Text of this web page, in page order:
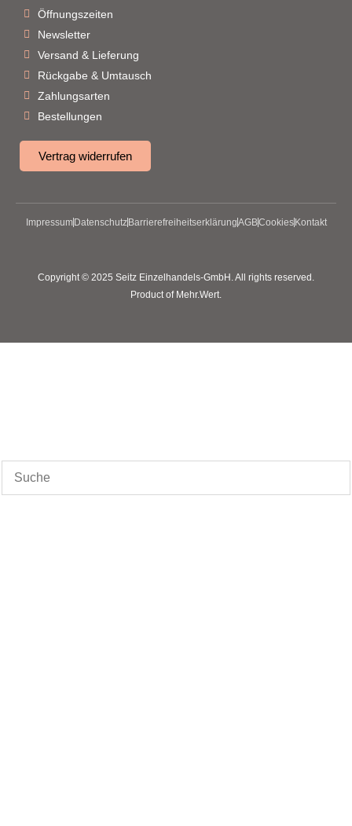
Öffnungszeiten
Newsletter
Versand & Lieferung
Rückgabe & Umtausch
Zahlungsarten
Bestellungen
Vertrag widerrufen
ImpressumDatenschutzBarrierefreiheitserklärungAGBCookiesKontakt
Copyright © 2025 Seitz Einzelhandels-GmbH. All rights reserved.
Product of Mehr.Wert.